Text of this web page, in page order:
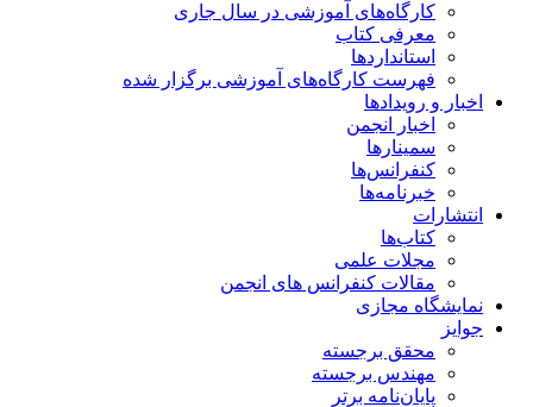
کارگاه‌های آموزشی در سال جاری
معرفی کتاب
استانداردها
فهرست کارگاه‌های آموزشی برگزار شده
اخبار و رویدادها
اخبار انجمن
سمینارها
کنفرانس‌ها
خبرنامه‌ها
انتشارات
کتاب‌ها
مجلات علمی
مقالات کنفرانس های انجمن
نمایشگاه مجازی
جوایز
محقق برجسته
مهندس برجسته
پایان‌نامه برتر